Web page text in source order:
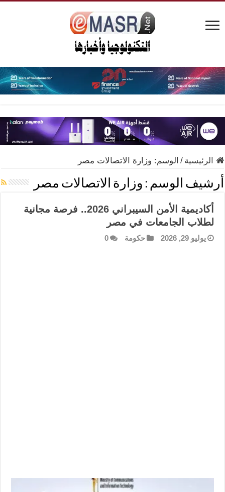
الرئيسية / الوسم: وزارة الاتصالات مصر
أرشيف الوسم : وزارة الاتصالات مصر
أكاديمية الأمن السيبراني 2026.. فرصة مجانية
لطلاب الجامعات في مصر
يوليو 29, 2026 حكومة 0